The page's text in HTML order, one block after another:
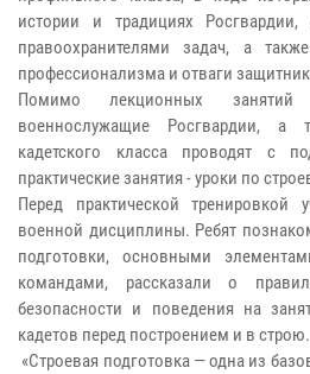
истории и традициях
правоохранителями задач, а
профессионализма и отваги
Помимо лекционных
военнослужащие Росгвардии, а
кадетского класса проводят с
практические занятия - уроки по
Перед практической тренировкой
военной дисциплины. Ребят
подготовки, основными
командами, рассказали о
безопасности и поведения на
кадетов перед построением и в строю.
«Строевая подготовка — одна из